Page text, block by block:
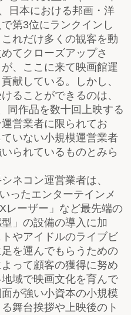
日本における邦画・洋
第3位にランクインし
れだけ多くの観客を動
てクローズアップさ
、ここに来て映画館運
献している。しかし、
ることができるのは、
同作品を数十回上映する
営業者に限られてお
いない小規模運営業者
られているものとみら
ネコン運営業者は、
ったエンターテインメ
レーザー」など最先端の
」の設備の導入に加
やアイドルのライブビ
を運んでもらうための
って顧客の獲得に努め
域で映画文化を育んで
が強い小資本の小規模
舞台挨拶や上映後のト